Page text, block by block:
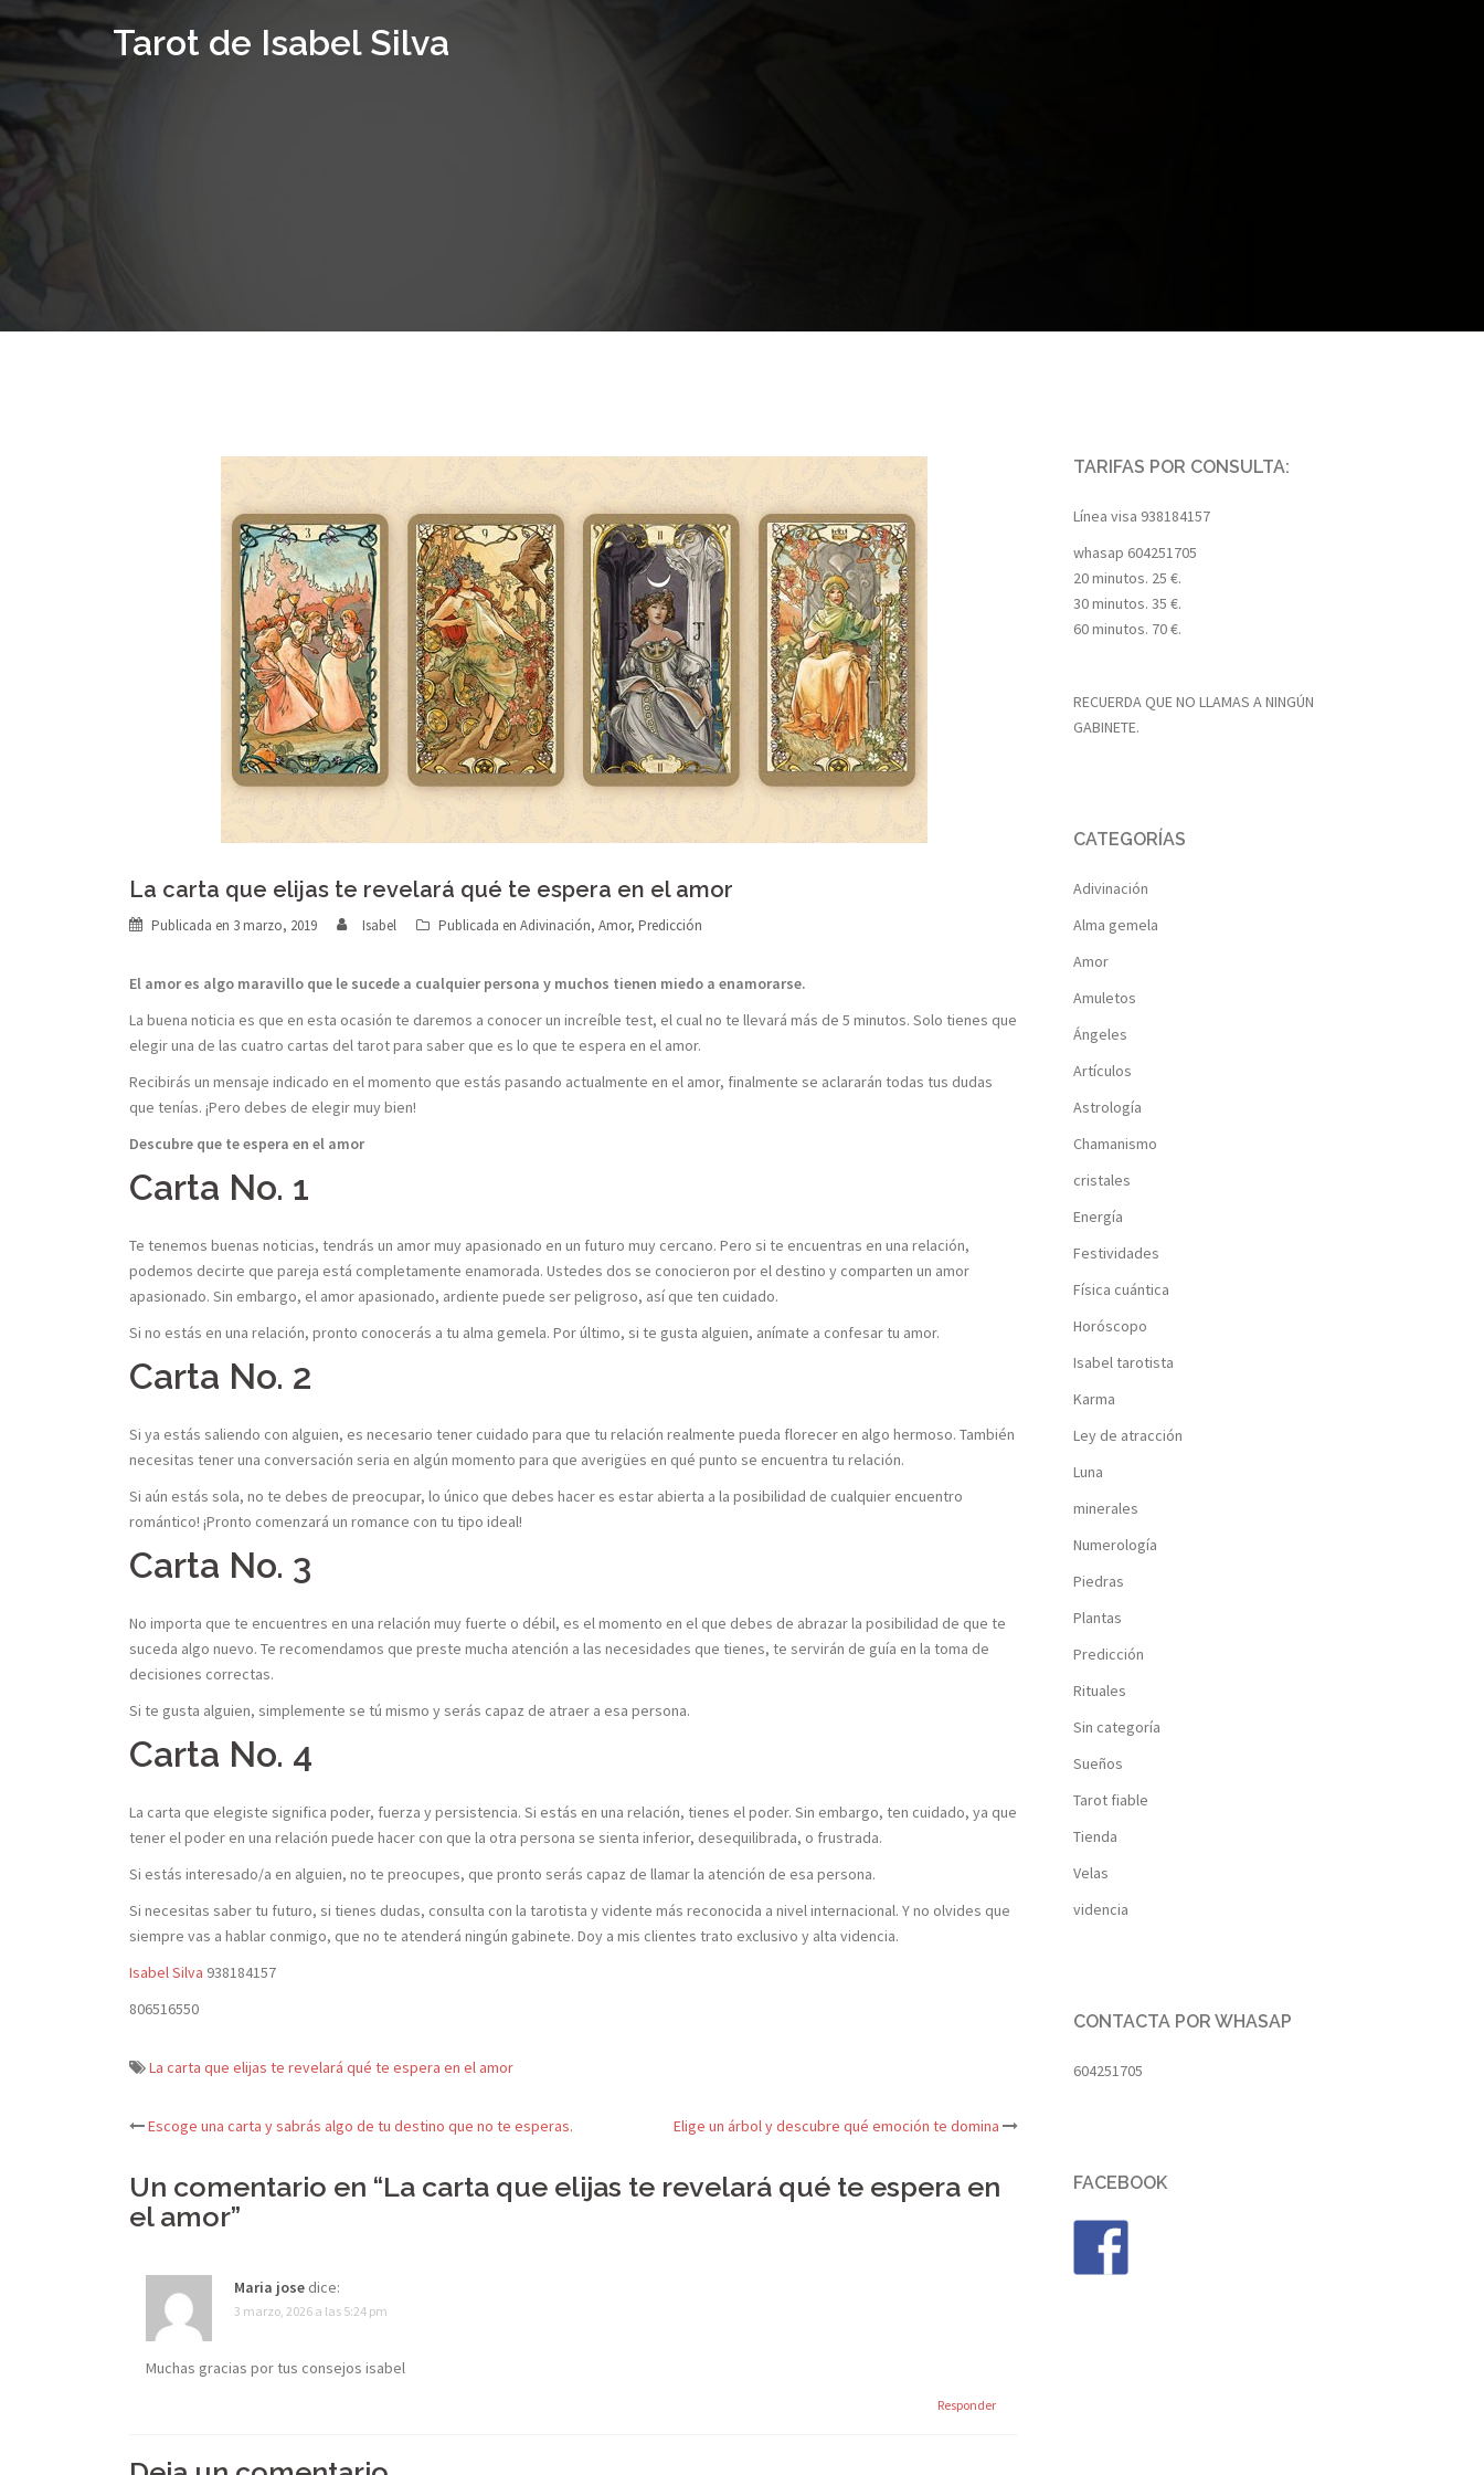
Saltar
contenido
Tarot de Isabel Silva
La carta que elijas te revelará qué te espera en el amor
Publicada en 3 marzo, 2019 Isabel Publicada en Adivinación, Amor, Predicción
El amor es algo maravillo que le sucede a cualquier persona y muchos tienen miedo a enamorarse.
La buena noticia es que en esta ocasión te daremos a conocer un increíble test, el cual no te llevará más de 5 minutos. Solo tienes que
elegir una de las cuatro cartas del tarot para saber que es lo que te espera en el amor.
Recibirás un mensaje indicado en el momento que estás pasando actualmente en el amor, finalmente se aclararán todas tus dudas
que tenías. ¡Pero debes de elegir muy bien!
Descubre que te espera en el amor
Carta No. 1
Te tenemos buenas noticias, tendrás un amor muy apasionado en un futuro muy cercano. Pero si te encuentras en una relación,
podemos decirte que pareja está completamente enamorada. Ustedes dos se conocieron por el destino y comparten un amor
apasionado. Sin embargo, el amor apasionado, ardiente puede ser peligroso, así que ten cuidado.
Si no estás en una relación, pronto conocerás a tu alma gemela. Por último, si te gusta alguien, anímate a confesar tu amor.
Carta No. 2
Si ya estás saliendo con alguien, es necesario tener cuidado para que tu relación realmente pueda florecer en algo hermoso. También
necesitas tener una conversación seria en algún momento para que averigües en qué punto se encuentra tu relación.
Si aún estás sola, no te debes de preocupar, lo único que debes hacer es estar abierta a la posibilidad de cualquier encuentro
romántico! ¡Pronto comenzará un romance con tu tipo ideal!
Carta No. 3
No importa que te encuentres en una relación muy fuerte o débil, es el momento en el que debes de abrazar la posibilidad de que te
suceda algo nuevo. Te recomendamos que preste mucha atención a las necesidades que tienes, te servirán de guía en la toma de
decisiones correctas.
Si te gusta alguien, simplemente se tú mismo y serás capaz de atraer a esa persona.
Carta No. 4
La carta que elegiste significa poder, fuerza y persistencia. Si estás en una relación, tienes el poder. Sin embargo, ten cuidado, ya que
tener el poder en una relación puede hacer con que la otra persona se sienta inferior, desequilibrada, o frustrada.
Si estás interesado/a en alguien, no te preocupes, que pronto serás capaz de llamar la atención de esa persona.
Si necesitas saber tu futuro, si tienes dudas, consulta con la tarotista y vidente más reconocida a nivel internacional. Y no olvides que
siempre vas a hablar conmigo, que no te atenderá ningún gabinete. Doy a mis clientes trato exclusivo y alta videncia.
Isabel Silva 938184157
806516550
La carta que elijas te revelará qué te espera en el amor
Navegación
de
Escoge una carta y sabrás algo de tu destino que no te esperas. Elige un árbol y descubre qué emoción te domina
Un comentario en “La carta que elijas te revelará qué te espera en
el amor”
Maria jose dice:
3 marzo, 2026 a las 5:24 pm
Muchas gracias por tus consejos isabel
Responder
TARIFAS POR CONSULTA:
Línea visa 938184157
whasap 604251705
20 minutos. 25 €.
30 minutos. 35 €.
60 minutos. 70 €.
RECUERDA QUE NO LLAMAS A NINGÚN
GABINETE.
CATEGORÍAS
Adivinación
Alma gemela
Amor
Amuletos
Ángeles
Artículos
Astrología
Chamanismo
cristales
Energía
Festividades
Física cuántica
Horóscopo
Isabel tarotista
Karma
Ley de atracción
Luna
minerales
Numerología
Piedras
Plantas
Predicción
Rituales
Sin categoría
Sueños
Tarot fiable
Tienda
Velas
videncia
CONTACTA POR WHASAP
604251705
FACEBOOK